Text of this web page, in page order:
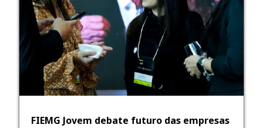
FIEMG Jovem debate futuro das empresas